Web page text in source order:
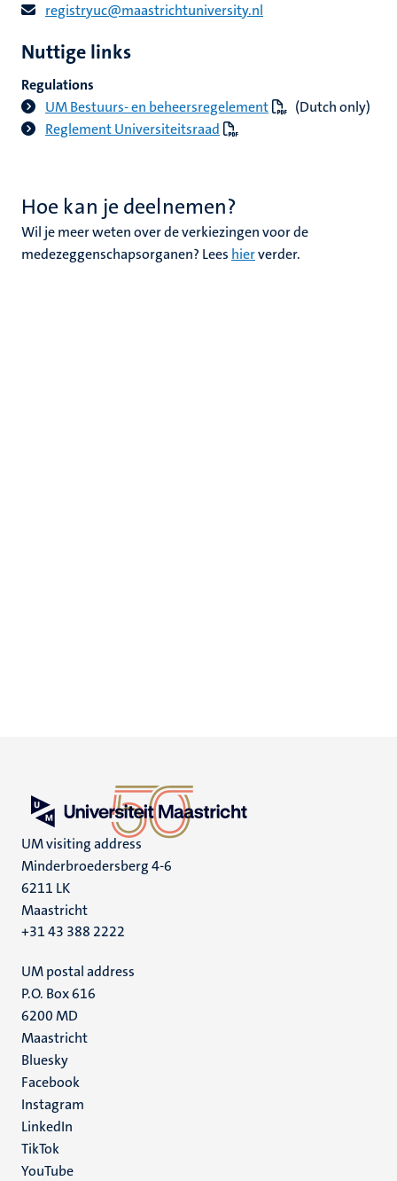
registryuc@maastrichtuniversity.nl
Nuttige links
Regulations
UM Bestuurs- en beheersregelement
(Dutch only)
Reglement Universiteitsraad
Hoe kan je deelnemen?
Wil je meer weten over de verkiezingen voor de
medezeggenschapsorganen? Lees hierverder.
UM visiting address
Minderbroedersberg 4-6
6211 LK
Maastricht
+31 43 388 2222
UM postal address
P.O. Box 616
6200 MD
Maastricht
Social
media
Bluesky
Facebook
Instagram
LinkedIn
TikTok
YouTube